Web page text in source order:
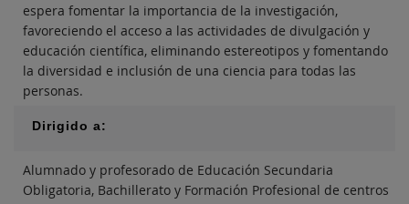
espera fomentar la importancia de la investigación,
favoreciendo el acceso a las actividades de divulgación y
educación científica, eliminando estereotipos y fomentando
la diversidad e inclusión de una ciencia para todas las
personas.
Dirigido a:
Alumnado y profesorado de Educación Secundaria
Obligatoria, Bachillerato y Formación Profesional de centros